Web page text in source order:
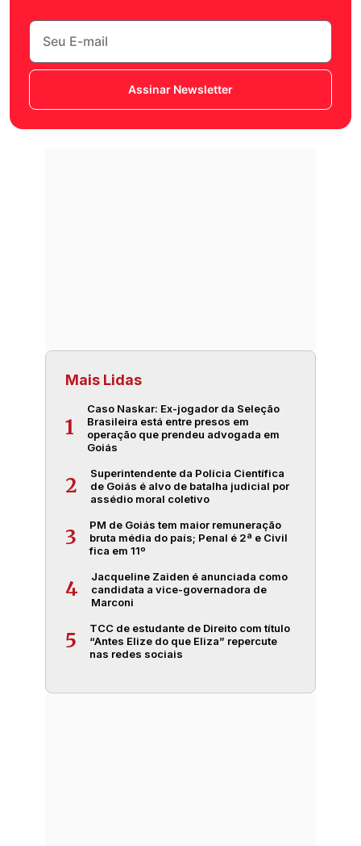
Assinar Newsletter
Mais Lidas
1
Caso Naskar: Ex-jogador da Seleção
Brasileira está entre presos em
operação que prendeu advogada em
Goiás
2
Superintendente da Polícia Científica
de Goiás é alvo de batalha judicial por
assédio moral coletivo
3
PM de Goiás tem maior remuneração
bruta média do país; Penal é 2ª e Civil
fica em 11º
4
Jacqueline Zaiden é anunciada como
candidata a vice-governadora de
Marconi
5
TCC de estudante de Direito com título
“Antes Elize do que Eliza” repercute
nas redes sociais